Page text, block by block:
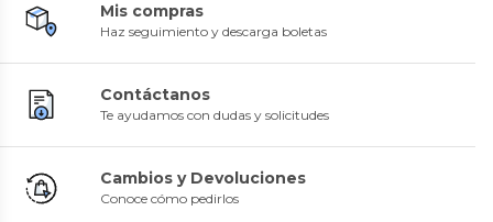
Mis compras
Haz seguimiento y descarga boletas
Contáctanos
Te ayudamos con dudas y solicitudes
Cambios y Devoluciones
Conoce cómo pedirlos